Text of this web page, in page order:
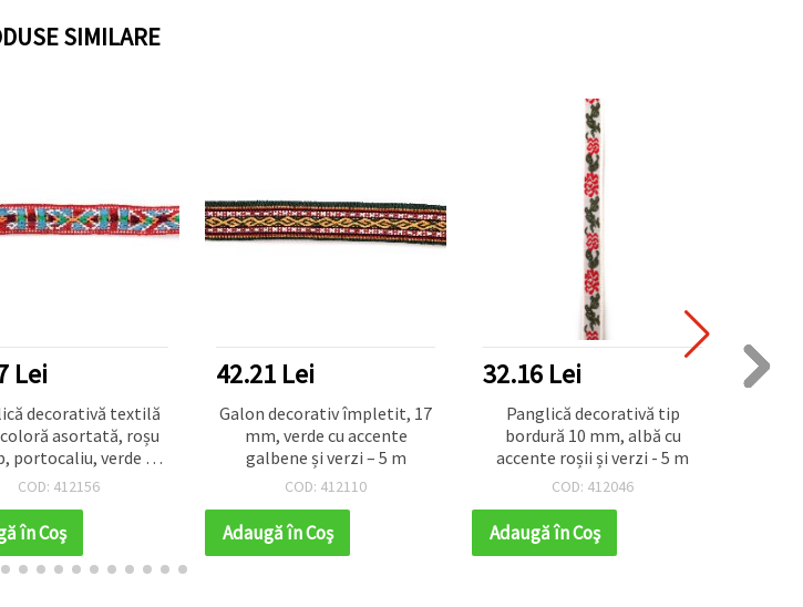
SIMILARE
Lei
decorativă textilă
asortată, roșu
portocaliu, verde și
/ Lățime: 14 mm - 5
COD: 412156
în Coş
42.21 Lei
Galon decorativ împletit, 17
mm, verde cu accente
galbene și verzi – 5 m
COD: 412110
Adaugă în Coş
32.16 Lei
Panglică decorativă tip
bordură 10 mm, albă cu
accente roșii și verzi - 5 m
COD: 412046
Adaugă în Coş